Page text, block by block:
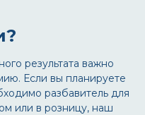
результата важно
Если вы планируете
разбавитель для
или в розницу, наш